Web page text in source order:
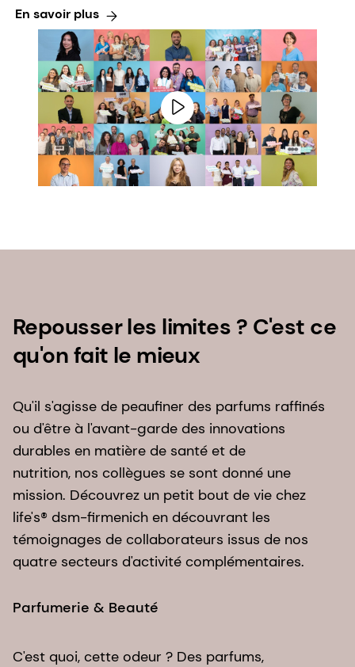
En savoir plus
Repousser les limites ? C'est ce
qu'on fait le mieux
Qu'il s'agisse de peaufiner des parfums raffinés
ou d'être à l'avant-garde des innovations
durables en matière de santé et de
nutrition, nos collègues se sont donné une
mission. Découvrez un petit bout de vie chez
life's® dsm-firmenich en découvrant les
témoignages de collaborateurs issus de nos
quatre secteurs d'activité complémentaires.​
Parfumerie & Beauté​
C'est quoi, cette odeur ? Des parfums,